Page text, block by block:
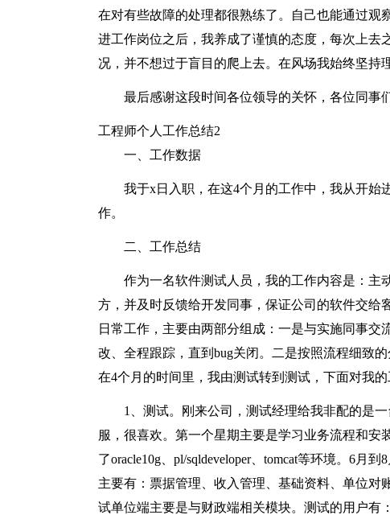
在对有些故障的处理都很熟练了。自己也能通过观
进工作岗位之后，我养成了谨慎的态度，每次上
况，并不想过于盲目的爬上去。在风场我始终坚持
最后感谢这段时间各位领导的关怀，各位同事
工程师个人工作总结2
一、工作数据
我于x日入职，在这4个月的工作中，我从开始
作。
二、工作总结
作为一名软件测试人员，我的工作内容是：主
方，并及时反馈给开发同事，保证公司的软件交给
日常工作，主要由两部分组成：一是与实施同事交
改、全程跟踪，直到bug关闭。二是按照流程细致
在4个月的时间里，我由测试转到测试，下面对我的
1、测试。刚来公司，测试经理给我非配的是
服，很喜欢。第一个星期主要是学习业务流程和
了oracle10g、pl/sqldeveloper、tomcat等环境。6月
主要有：票据管理、收入管理、基础资料、单位对
试单位端主要是与财政端相关模块。测试的用户有